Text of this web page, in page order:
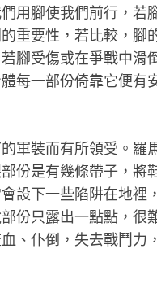
用腳使我們前行，若
重要性，若比較，腳
腳受傷或在爭戰中滑
每一部份倚靠它便有
軍裝而有所領受。羅
份是有幾條帶子，將
設下一些陷阱在地裡
份只露出一點點，很
、仆倒，失去戰鬥力